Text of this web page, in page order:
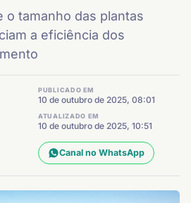
o tamanho das plantas
a eficiência dos
PUBLICADO EM
10 de outubro de 2025, 08:01
ATUALIZADO EM
10 de outubro de 2025, 10:51
Canal no WhatsApp